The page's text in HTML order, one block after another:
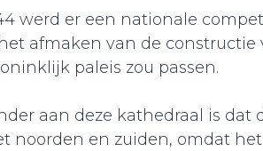
werd er een nationale
afmaken van de
paleis zou passen.
aan deze kathedraal is
noorden en zuiden, omdat